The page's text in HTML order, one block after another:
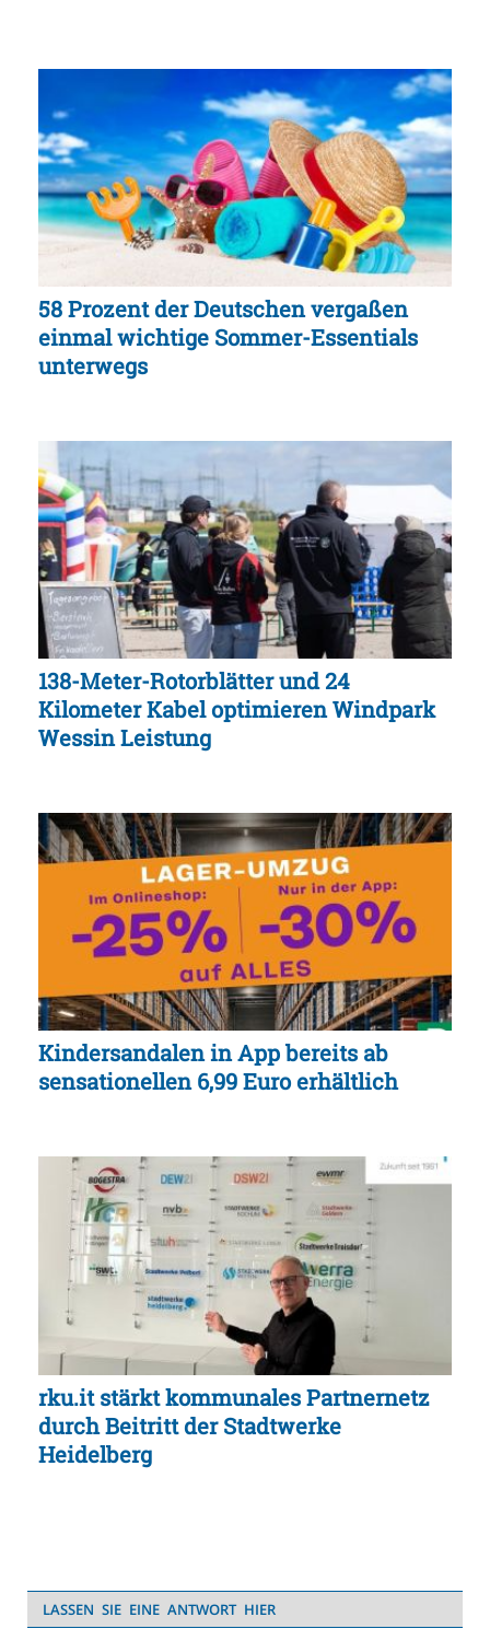
58 Prozent der Deutschen vergaßen
einmal wichtige Sommer-Essentials
unterwegs
138-Meter-Rotorblätter und 24
Kilometer Kabel optimieren Windpark
Wessin Leistung
Kindersandalen in App bereits ab
sensationellen 6,99 Euro erhältlich
rku.it stärkt kommunales Partnernetz
durch Beitritt der Stadtwerke
Heidelberg
LASSEN SIE EINE ANTWORT HIER